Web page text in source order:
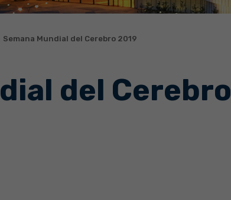
Semana Mundial del Cerebro 2019
del Cerebro